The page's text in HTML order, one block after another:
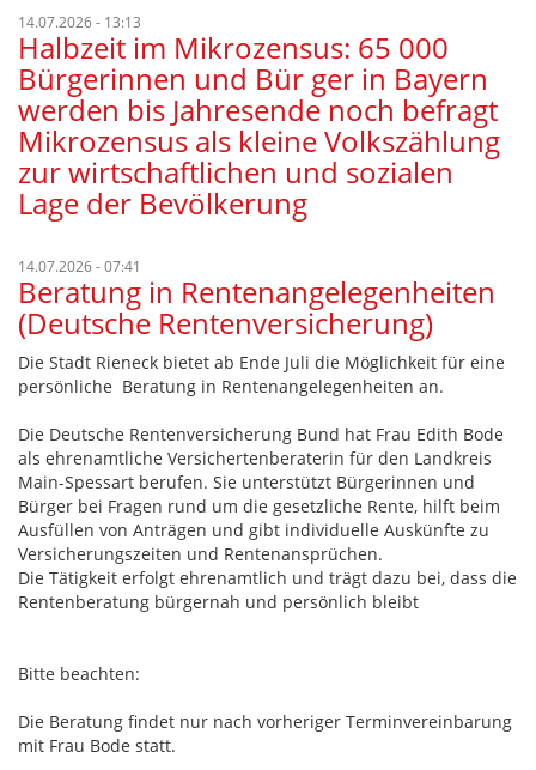
14.07.2026 - 13:13
Halbzeit im Mikrozensus: 65 000
Bürgerinnen und Bür ger in Bayern
werden bis Jahresende noch befragt
Mikrozensus als kleine Volkszählung
zur wirtschaftlichen und sozialen
Lage der Bevölkerung
14.07.2026 - 07:41
Beratung in Rentenangelegenheiten
(Deutsche Rentenversicherung)
Die Stadt Rieneck bietet ab Ende Juli die Möglichkeit für eine
persönliche Beratung in Rentenangelegenheiten an.
Die Deutsche Rentenversicherung Bund hat Frau Edith Bode
als ehrenamtliche Versichertenberaterin für den Landkreis
Main-Spessart berufen. Sie unterstützt Bürgerinnen und
Bürger bei Fragen rund um die gesetzliche Rente, hilft beim
Ausfüllen von Anträgen und gibt individuelle Auskünfte zu
Versicherungszeiten und Rentenansprüchen.
Die Tätigkeit erfolgt ehrenamtlich und trägt dazu bei, dass die
Rentenberatung bürgernah und persönlich bleibt
Bitte beachten:
Die Beratung findet nur nach vorheriger Terminvereinbarung
mit Frau Bode statt.